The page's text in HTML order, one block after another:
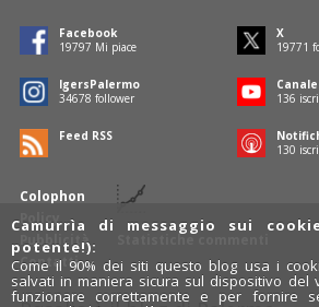
Colophon
Policy
Pubblicità
Contatti
Statistiche commenti
Facebook
19797 Mi piace
X
19771
IgersPalermo
34678 follower
136
Feed RSS
130
Camurrìa di messaggio sui
potente!):
Come il 90% dei siti questo blog usa i
salvati in maniera sicura sul dispositivo del
funzionare correttamente e per fornire